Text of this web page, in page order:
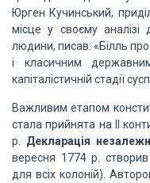
Юрген Кучинський,
місце у своєму аналізі
людини, писав: «Білль про
і класичним
капіталістичній стадії
Важливим етапом
стала прийнята на II
р. Декларація
вересня 1774 р.
для всіх коло­ній).